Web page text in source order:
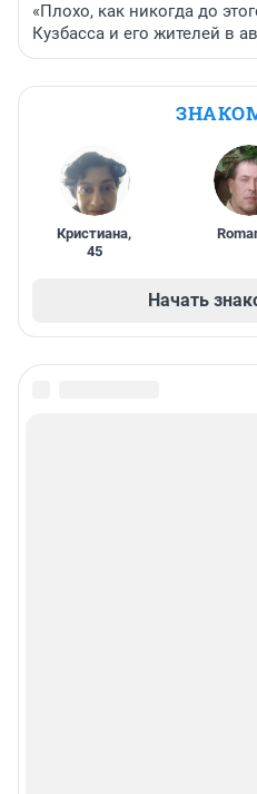
«Плохо, как никогда до
Кузбасса и его жителей в
Кристиана,
45
Начать